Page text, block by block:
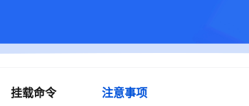
挂载命令 注意事项